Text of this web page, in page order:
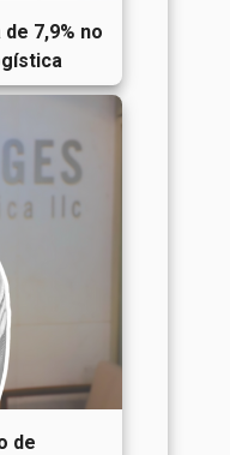
7,9% no
de